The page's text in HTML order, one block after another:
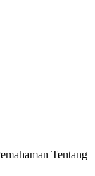
Tentang